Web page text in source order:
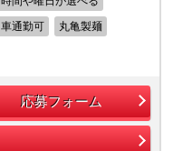
車通勤可
丸亀製麺
応募フォーム